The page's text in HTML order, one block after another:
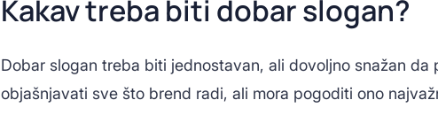
Kakav treba biti dobar slogan?
Dobar slogan treba biti jednostavan, ali dovoljno snažan da
objašnjavati sve što brend radi, ali mora pogoditi ono